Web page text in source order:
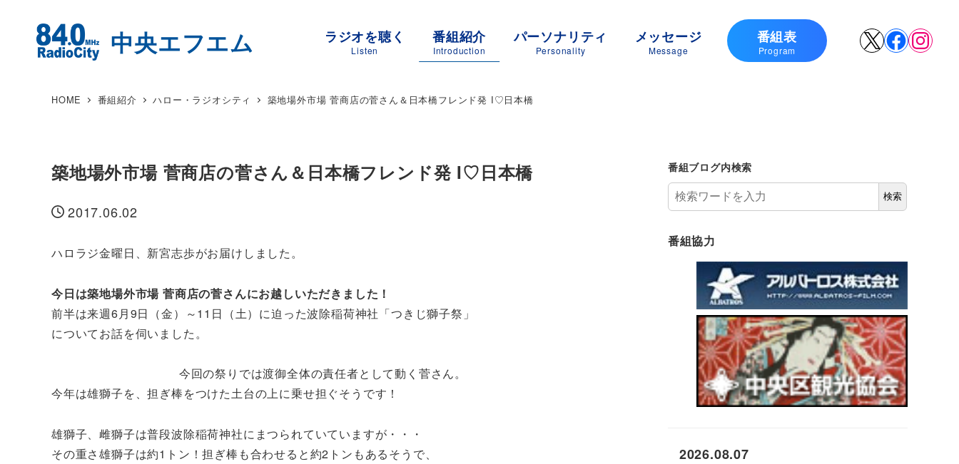
X
ラジオを聴く
Listen
番組紹介
Introduction
パーソナリティ
Personality
メッセージ
Message
番組表
Program
HOME 番組紹介 ハロー・ラジオシティ 築地場外市場 菅商店の菅さん＆日本橋フレンド発 I♡日本橋
築地場外市場 菅商店の菅さん＆日本橋フレンド発 I♡日本橋
投稿日
2017.06.02
ハロラジ金曜日、新宮志歩がお届けしました。
今日は築地場外市場 菅商店の菅さんにお越しいただきました！
前半は来週6月9日（金）～11日（土）に迫った波除稲荷神社「つきじ獅子祭」
についてお話を伺いました。
今回の祭りでは渡御全体の責任者として動く菅さん。
今年は雄獅子を、担ぎ棒をつけた土台の上に乗せ担ぐそうです！
雄獅子、雌獅子は普段波除稲荷神社にまつられていていますが・・・
その重さ雄獅子は約1トン！担ぎ棒も合わせると約2トンもあるそうで、
番組ブログ内検索
検索
番組協力
2026.08.07